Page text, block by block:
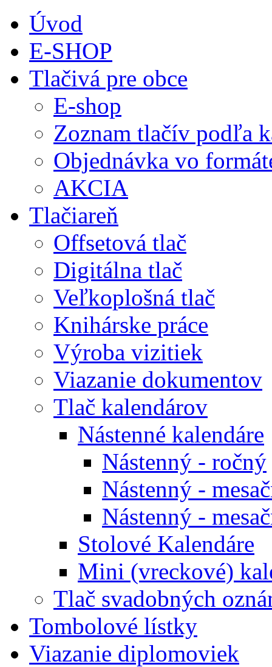
Úvod
E-SHOP
Tlačivá pre obce
E-shop
Zoznam tlačív podľa
Objednávka vo
AKCIA
Tlačiareň
Offsetová tlač
Digitálna tlač
Veľkoplošná tlač
Knihárske práce
Výroba vizitiek
Viazanie dokumentov
Tlač kalendárov
Nástenné kalendáre
Nástenný - ročný
Nástenný -
Nástenný -
Stolové Kalendáre
Mini (vreckové)
Tlač svadobných
Tombolové lístky
Viazanie diplomoviek